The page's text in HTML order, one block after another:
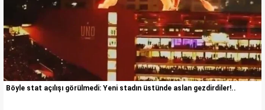
Böyle stat açılışı görülmedi: Yeni stadın üstünde aslan gezdirdiler!..